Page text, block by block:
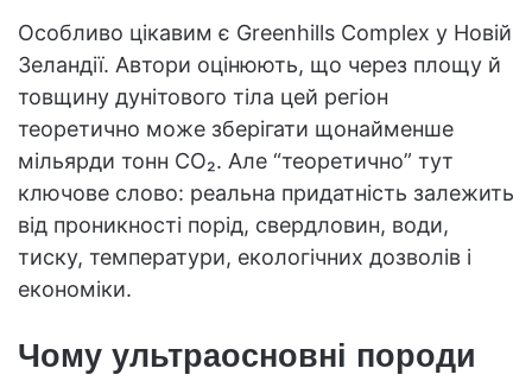
Особливо цікавим є Greenhills Complex у Новій
Зеландії. Автори оцінюють, що через площу й
товщину дунітового тіла цей регіон
теоретично може зберігати щонайменше
мільярди тонн CO₂. Але “теоретично” тут
ключове слово: реальна придатність залежить
від проникності порід, свердловин, води,
тиску, температури, екологічних дозволів і
економіки.
Чому ультраосновні породи